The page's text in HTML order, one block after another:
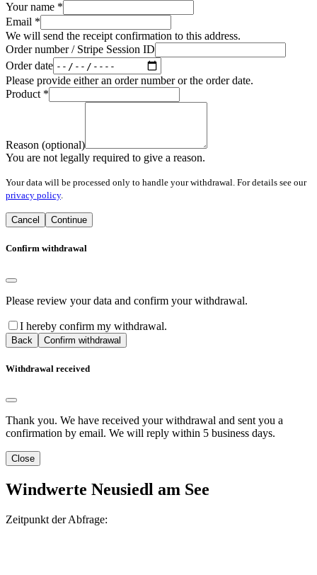
Your name *
Email *
We will send the receipt confirmation to this address.
Order number / Stripe Session ID
Order date
Please provide either an order number or the order date.
Product *
Reason (optional)
You are not legally required to give a reason.
Your data will be processed only to handle your withdrawal. For details see our
privacy policy.
Cancel Continue
Confirm withdrawal
Please review your data and confirm your withdrawal.
I hereby confirm my withdrawal.
Back Confirm withdrawal
Withdrawal received
Thank you. We have received your withdrawal and sent you a
confirmation by email. We will reply within 5 business days.
Close
Windwerte Neusiedl am See
Zeitpunkt der Abfrage: